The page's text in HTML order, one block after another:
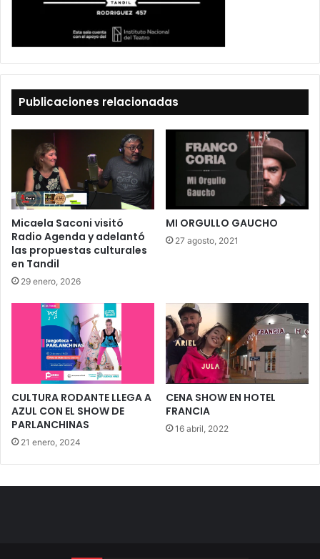
Publicaciones relacionadas
Micaela Saconi visitó
Radio Agenda y adelantó
las propuestas culturales
en Tandil
29 enero, 2026
MI ORGULLO GAUCHO
27 agosto, 2021
CULTURA RODANTE LLEGA A
AZUL CON EL SHOW DE
PARLANCHINAS
21 enero, 2024
CENA SHOW EN HOTEL
FRANCIA
16 abril, 2022